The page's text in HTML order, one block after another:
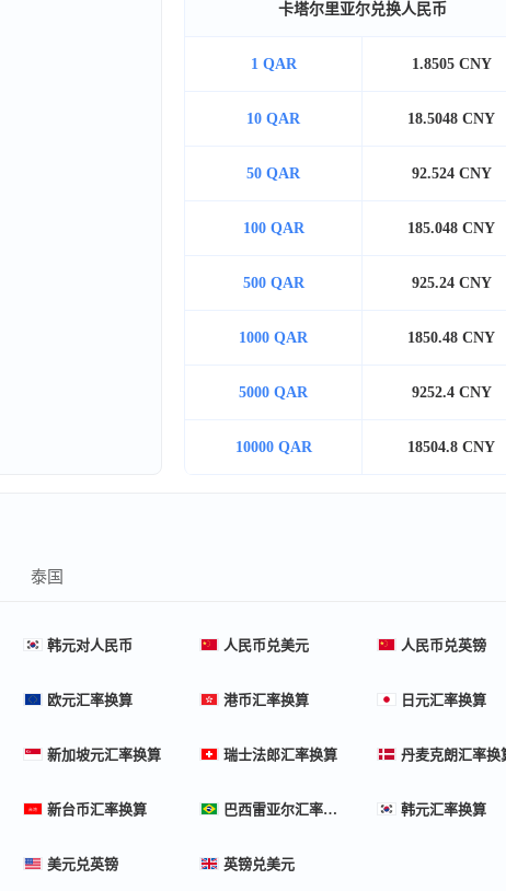
卡塔尔里亚尔兑换人民币
1 QAR 1.8505 CNY
10 QAR 18.5048 CNY
50 QAR 92.524 CNY
100 QAR 185.048 CNY
500 QAR 925.24 CNY
1000 QAR 1850.48 CNY
5000 QAR 9252.4 CNY
10000 QAR 18504.8 CNY
泰国
韩元对人民币 人民币兑美元 人民币兑英镑
欧元汇率换算 港币汇率换算 日元汇率换算
新加坡元汇率换算 瑞士法郎汇率换算 丹麦克朗汇率换
新台币汇率换算 巴西雷亚尔汇率换算 韩元汇率换算
美元兑英镑 英镑兑美元